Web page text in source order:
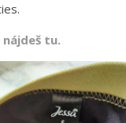
nájdeš tu.